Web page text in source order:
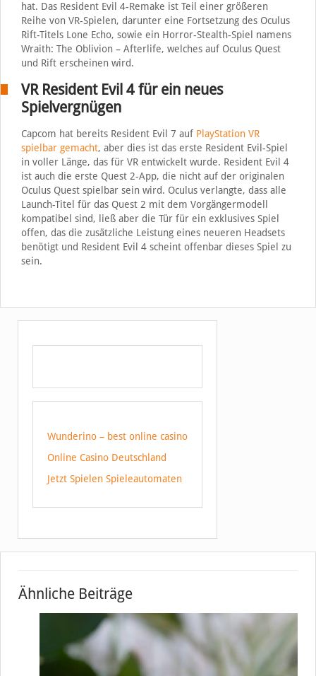
hat. Das Resident Evil 4-Remake ist Teil einer größeren
Reihe von VR-Spielen, darunter eine Fortsetzung des Oculus
Rift-Titels Lone Echo, sowie ein Horror-Stealth-Spiel namens
Wraith: The Oblivion – Afterlife, welches auf Oculus Quest
und Rift erscheinen wird.
VR Resident Evil 4 für ein neues
Spielvergnügen
Capcom hat bereits Resident Evil 7 auf PlayStation VR
spielbar gemacht, aber dies ist das erste Resident Evil-Spiel
in voller Länge, das für VR entwickelt wurde. Resident Evil 4
ist auch die erste Quest 2-App, die nicht auf der originalen
Oculus Quest spielbar sein wird. Oculus verlangte, dass alle
Launch-Titel für das Quest 2 mit dem Vorgängermodell
kompatibel sind, ließ aber die Tür für ein exklusives Spiel
offen, das die zusätzliche Leistung eines neueren Headsets
benötigt und Resident Evil 4 scheint offenbar dieses Spiel zu
sein.
Wunderino – best online casino
Online Casino Deutschland
Jetzt Spielen Spieleautomaten
Ähnliche Beiträge